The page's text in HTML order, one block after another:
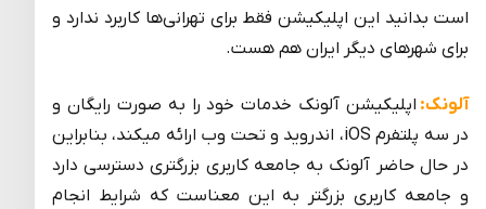
است بدانید این اپلیکیشن فقط برای تهرانی‌ها کاربرد ندارد و
برای شهر‌های دیگر ایران هم هست.
آلونک: اپلیکیشن آلونک خدمات خود را به صورت رایگان و
در سه پلتفرم iOS، اندروید و تحت وب ارائه میکند، بنابراین
در حال حاضر آلونک به جامعه کاربری بزرگتری دسترسی دارد
و جامعه کاربری بزرگتر به این معناست که شرایط انجام